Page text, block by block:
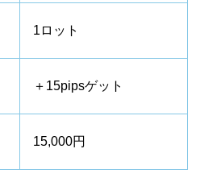
1ロット
＋15pipsゲット
15,000円